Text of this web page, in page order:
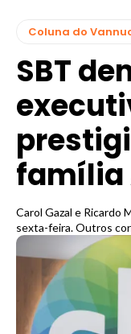
Coluna do
SBT
família
Carol Gazal e Ricardo
sexta-feira. Outros